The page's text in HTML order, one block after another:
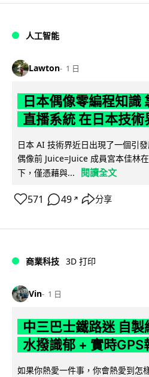
人工智能
Lawton 1 日
日本偶像零編程知識
直播系統 在日本技術
日本 AI 技術界近日出現了一個引
偶像前 Juice=Juice 成員宮本佳林
下，僅憑藉與...
閱讀全文
571 49 ↗ 分享
商業科技 3D 打印
Vin 1 日
中三巴士鐵路迷 自
水撥識郁 + 實時GPS
如果你熱愛一件事，你會熱愛到怎